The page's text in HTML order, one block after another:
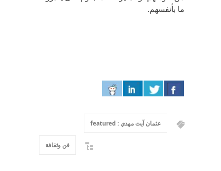
ما بأنفسهم.
عثمان آيت مهدي : featured
فن وثقافة